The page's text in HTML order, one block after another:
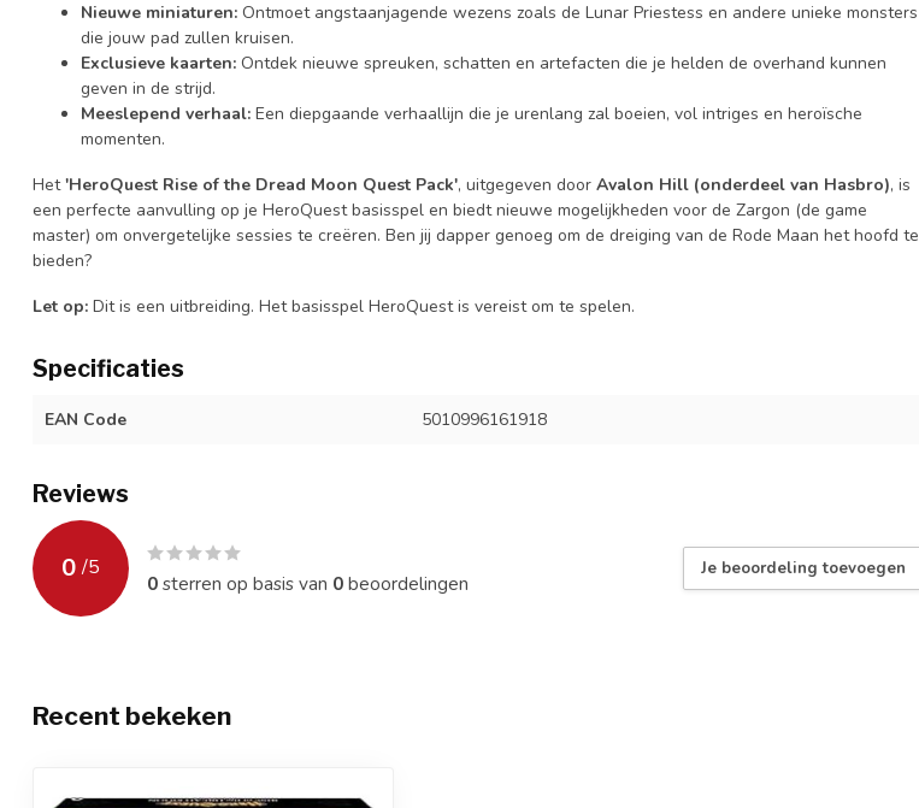
Nieuwe miniaturen: Ontmoet angstaanjagende wezens zoals de Lunar Priestess en andere unieke monsters
die jouw pad zullen kruisen.
Exclusieve kaarten: Ontdek nieuwe spreuken, schatten en artefacten die je helden de overhand kunnen
geven in de strijd.
Meeslepend verhaal: Een diepgaande verhaallijn die je urenlang zal boeien, vol intriges en heroïsche
momenten.
Het'HeroQuest Rise of the Dread Moon Quest Pack', uitgegeven door Avalon Hill (onderdeel van Hasbro), is
een perfecte aanvulling op je HeroQuest basisspel en biedt nieuwe mogelijkheden voor de Zargon (de game
master) om onvergetelijke sessies te creëren. Ben jij dapper genoeg om de dreiging van de Rode Maan het hoofd te
bieden?
Let op: Dit is een uitbreiding. Het basisspel HeroQuest is vereist om te spelen.
Specificaties
EAN Code 5010996161918
Reviews
0 /5
0sterren op basis van 0beoordelingen
Je beoordeling toevoegen
Recent bekeken